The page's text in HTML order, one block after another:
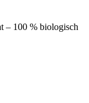
– 100 % biologisch